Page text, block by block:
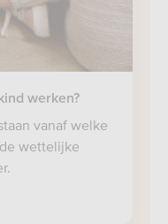
werken?
vanaf welke
wettelijke